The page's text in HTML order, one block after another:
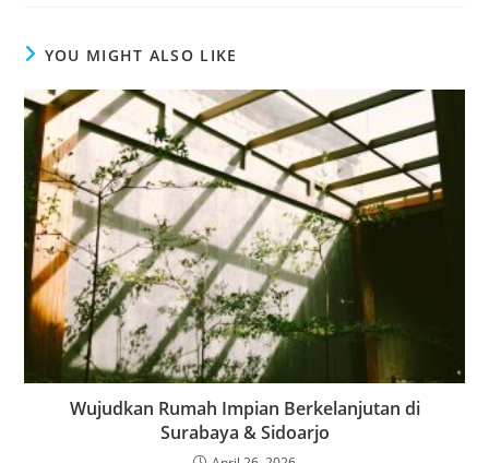
YOU MIGHT ALSO LIKE
Wujudkan Rumah Impian Berkelanjutan di
Surabaya & Sidoarjo